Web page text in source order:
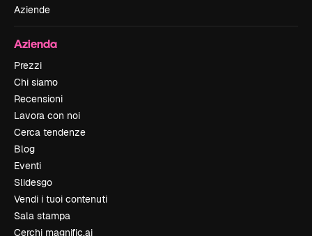
Aziende
Azienda
Prezzi
Chi siamo
Recensioni
Lavora con noi
Cerca tendenze
Blog
Eventi
Slidesgo
Vendi i tuoi contenuti
Sala stampa
Cerchi magnific.ai